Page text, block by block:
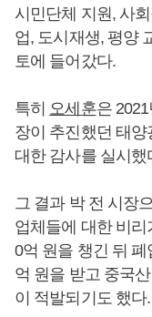
시민단체 지원, 사
업, 도시재생, 평양
토에 들어갔다.
특히 오세훈은
장이 추진했던 태양
대한 감사를 실시했
그 결과 박 전 시장
업체들에 대한 비
0억 원을 챙긴 뒤
억 원을 받고 중국
이 적발되기도 했다.